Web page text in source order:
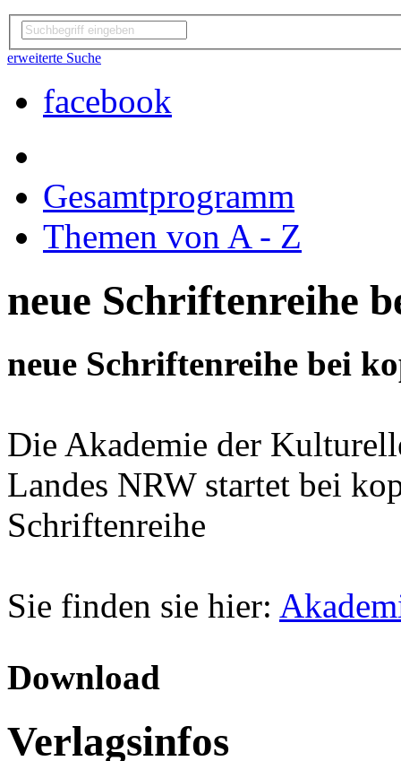
erweiterte Suche
facebook
Gesamtprogramm
Themen von A - Z
neue Schriftenreihe
neue Schriftenreihe bei
Die Akademie der
Landes NRW startet bei
Schriftenreihe
Sie finden sie hier:
Download
Verlagsinfos